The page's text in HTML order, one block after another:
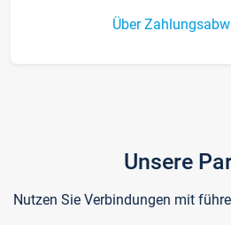
Über
Unsere
Nutzen Sie Verbindungen mit